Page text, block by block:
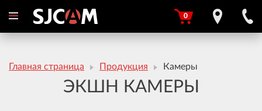
0
Главная страница Продукция Камеры
ЭКШН КАМЕРЫ